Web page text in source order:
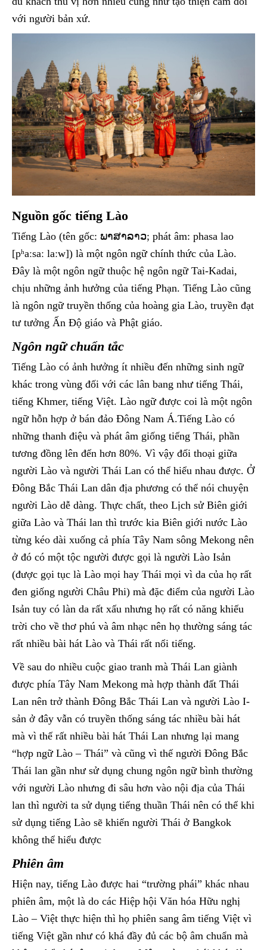
với người bản xứ.
Nguồn gốc tiếng Lào
Tiếng Lào (tên gốc: ພາສາລາວ; phát âm: phasa lao
[pʰaːsaː laːw]) là một ngôn ngữ chính thức của Lào.
Đây là một ngôn ngữ thuộc hệ ngôn ngữ Tai-Kadai,
chịu những ảnh hưởng của tiếng Phạn. Tiếng Lào cũng
là ngôn ngữ truyền thống của hoàng gia Lào, truyền đạt
tư tưởng Ấn Độ giáo và Phật giáo.
Ngôn ngữ chuẩn tắc
Tiếng Lào có ảnh hưởng ít nhiều đến những sinh ngữ
khác trong vùng đối với các lân bang như tiếng Thái,
tiếng Khmer, tiếng Việt. Lào ngữ được coi là một ngôn
ngữ hỗn hợp ở bán đảo Đông Nam Á.Tiếng Lào có
những thanh điệu và phát âm giống tiếng Thái, phần
tương đồng lên đến hơn 80%. Vì vậy đối thoại giữa
người Lào và người Thái Lan có thể hiểu nhau được. Ở
Đông Bắc Thái Lan dân địa phương có thể nói chuyện
người Lào dễ dàng. Thực chất, theo Lịch sử Biên giới
giữa Lào và Thái lan thì trước kia Biên giới nước Lào
từng kéo dài xuống cả phía Tây Nam sông Mekong nên
ở đó có một tộc người được gọi là người Lào Isản
(được gọi tục là Lào mọi hay Thái mọi vì da của họ rất
đen giống người Châu Phi) mà đặc điểm của người Lào
Isản tuy có làn da rất xấu nhưng họ rất có năng khiếu
trời cho về thơ phú và âm nhạc nên họ thường sáng tác
rất nhiều bài hát Lào và Thái rất nổi tiếng.
Về sau do nhiều cuộc giao tranh mà Thái Lan giành
được phía Tây Nam Mekong mà hợp thành đất Thái
Lan nên trở thành Đông Bắc Thái Lan và người Lào I-
sản ở đây vẫn có truyền thống sáng tác nhiều bài hát
mà vì thế rất nhiều bài hát Thái Lan nhưng lại mang
“hợp ngữ Lào – Thái” và cũng vì thế người Đông Bắc
Thái lan gần như sử dụng chung ngôn ngữ bình thường
với người Lào nhưng đi sâu hơn vào nội địa của Thái
lan thì người ta sử dụng tiếng thuần Thái nên có thể khi
sử dụng tiếng Lào sẽ khiến người Thái ở Bangkok
không thể hiểu được
Phiên âm
Hiện nay, tiếng Lào được hai “trường phái” khác nhau
phiên âm, một là do các Hiệp hội Văn hóa Hữu nghị
Lào – Việt thực hiện thì họ phiên sang âm tiếng Việt vì
tiếng Việt gần như có khá đầy đủ các bộ âm chuẩn mà